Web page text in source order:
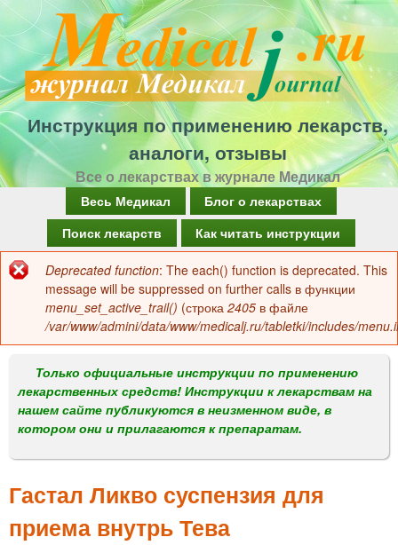
Перейти
к
основному
содержанию
Инструкция по применению лекарств,
аналоги, отзывы
Все о лекарствах в журнале Медикал
а
в
о
м
е
н
Весь Медикал
Блог о лекарствах
Поиск лекарств
Как читать инструкции
Сообщение
об
ошибке
Deprecated function: The each() function is deprecated. This
message will be suppressed on further calls в функции
menu_set_active_trail() (строка 2405 в файле
/var/www/admini/data/www/medicalj.ru/tabletki/includes/
Только официальные инструкции по применению
лекарственных средств! Инструкции к лекарствам на
нашем сайте публикуются в неизменном виде, в
котором они и прилагаются к препаратам.
Гастал Ликво суспензия для
приема внутрь Тева